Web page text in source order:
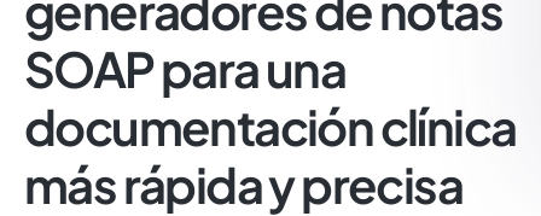
SOAP para una
documentación clínica
más rápida y precisa